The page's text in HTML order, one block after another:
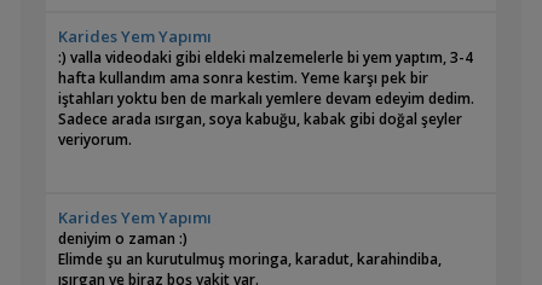
Karides Yem Yapımı
:) valla videodaki gibi eldeki malzemelerle bi yem yaptım, 3-4
hafta kullandım ama sonra kestim. Yeme karşı pek bir
iştahları yoktu ben de markalı yemlere devam edeyim dedim.
Sadece arada ısırgan, soya kabuğu, kabak gibi doğal şeyler
veriyorum.
Karides Yem Yapımı
deniyim o zaman :)
Elimde şu an kurutulmuş moringa, karadut, karahindiba,
ısırgan ve biraz boş vakit var.